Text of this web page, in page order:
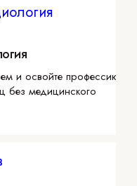
и освойте профессию с
медицинского